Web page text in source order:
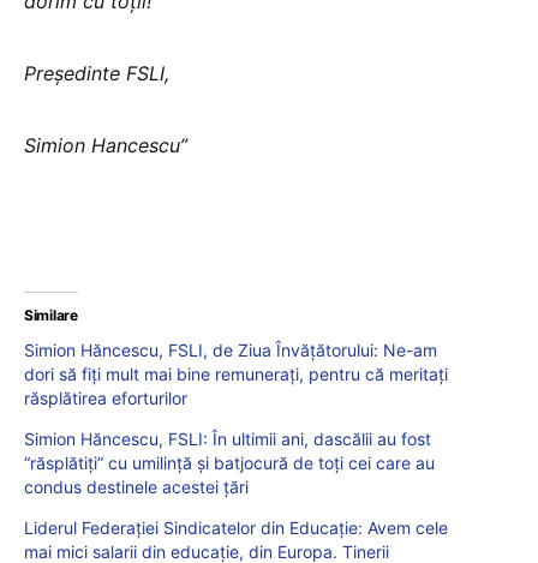
Președinte FSLI,
Simion Hancescu”
Similare
Simion Hăncescu, FSLI, de Ziua Învățătorului: Ne-am
dori să fiţi mult mai bine remuneraţi, pentru că meritaţi
răsplătirea eforturilor
Simion Hăncescu, FSLI: În ultimii ani, dascălii au fost
“răsplătiţi” cu umilinţă şi batjocură de toţi cei care au
condus destinele acestei țări
Liderul Federației Sindicatelor din Educație: Avem cele
mai mici salarii din educație, din Europa. Tinerii